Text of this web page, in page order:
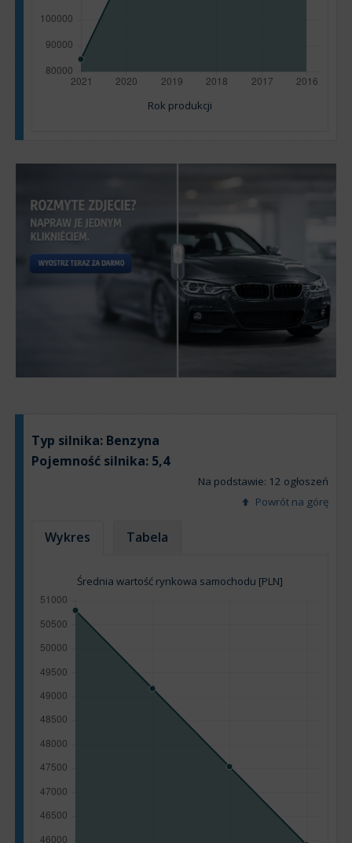
Rok produkcji
Typ silnika: Benzyna
Pojemność silnika: 5,4
Na podstawie: 12 ogłoszeń
Powrót na górę
Wykres Tabela
Średnia wartość rynkowa samochodu [PLN]